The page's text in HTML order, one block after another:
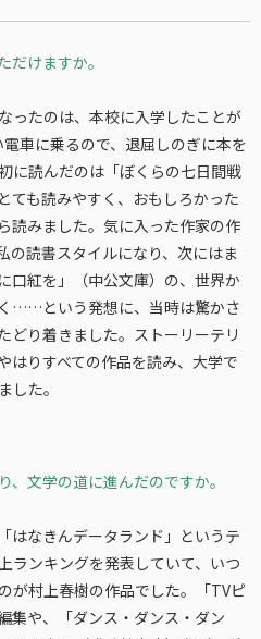
だけますか。
ったのは、本校に入学したことが
車に乗るので、退屈しのぎに本を
に読んだのは「ぼくらの七日間戦
ても読みやすく、おもしろかった
読みました。気に入った作家の作
の読書スタイルになり、次にはま
口紅を」（中公文庫）の、世界か
……という発想に、当時は驚かさ
どり着きました。ストーリーテリ
はりすべての作品を読み、大学で
した。
、文学の道に進んだのですか。
はなきんデータランド」というテ
ランキングを発表していて、いつ
が村上春樹の作品でした。「TVピ
集や、「ダンス・ダンス・ダン